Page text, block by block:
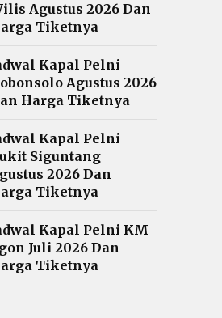
Agustus 2026 Dan
Tiketnya
Kapal Pelni
Agustus 2026
Harga Tiketnya
Kapal Pelni
Siguntang
2026 Dan
Tiketnya
Kapal Pelni KM
Juli 2026 Dan
Tiketnya